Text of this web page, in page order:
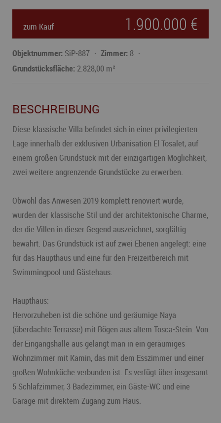
zum Kauf 1.900.000 €
Objektnummer: SiP-887 Zimmer: 8
Grundstücksfläche: 2.828,00 m²
BESCHREIBUNG
Diese klassische Villa befindet sich in einer privilegierten
Lage innerhalb der exklusiven Urbanisation El Tosalet, auf
einem großen Grundstück mit der einzigartigen Möglichkeit,
zwei weitere angrenzende Grundstücke zu erwerben.
Obwohl das Anwesen 2019 komplett renoviert wurde,
wurden der klassische Stil und der architektonische Charme,
der die Villen in dieser Gegend auszeichnet, sorgfältig
bewahrt. Das Grundstück ist auf zwei Ebenen angelegt: eine
für das Haupthaus und eine für den Freizeitbereich mit
Swimmingpool und Gästehaus.
Haupthaus:
Hervorzuheben ist die schöne und geräumige Naya
(überdachte Terrasse) mit Bögen aus altem Tosca-Stein. Von
der Eingangshalle aus gelangt man in ein geräumiges
Wohnzimmer mit Kamin, das mit dem Esszimmer und einer
großen Wohnküche verbunden ist. Es verfügt über insgesamt
5 Schlafzimmer, 3 Badezimmer, ein Gäste-WC und eine
Garage mit direktem Zugang zum Haus.